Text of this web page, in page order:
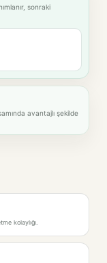
sonraki
avantajlı şekilde
kolaylığı.